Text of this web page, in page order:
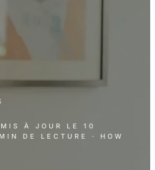
MIS À JOUR LE 10
DE LECTURE
· HOW